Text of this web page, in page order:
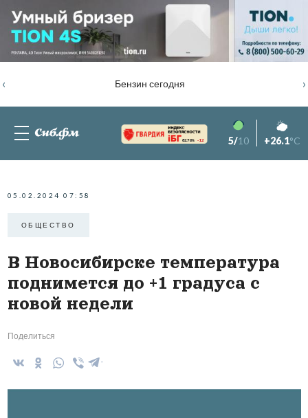
Бензин сегодня
‹ ›
82.76% -1.2 5/10 +26.1°C
05.02.2024 07:58
ОБЩЕСТВО
В Новосибирске температура
поднимется до +1 градуса с
новой недели
Поделиться